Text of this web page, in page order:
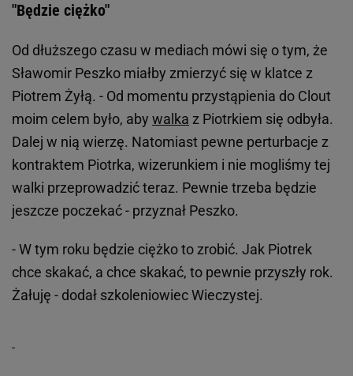
"Będzie ciężko"
Od dłuższego czasu w mediach mówi się o tym, że
Sławomir Peszko miałby zmierzyć się w klatce z
Piotrem Żyłą. - Od momentu przystąpienia do Clout
moim celem było, aby walka z Piotrkiem się odbyła.
Dalej w nią wierzę. Natomiast pewne perturbacje z
kontraktem Piotrka, wizerunkiem i nie mogliśmy tej
walki przeprowadzić teraz. Pewnie trzeba będzie
jeszcze poczekać - przyznał Peszko.
- W tym roku będzie ciężko to zrobić. Jak Piotrek
chce skakać, a chce skakać, to pewnie przyszły rok.
Żałuję - dodał szkoleniowiec Wieczystej.